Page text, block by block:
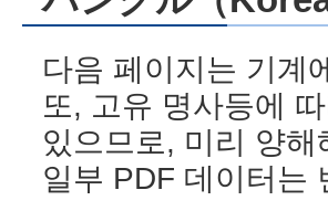
다음 페이지는 기계
또, 고유 명사등에
있으므로, 미리 양해
일부 PDF 데이터는